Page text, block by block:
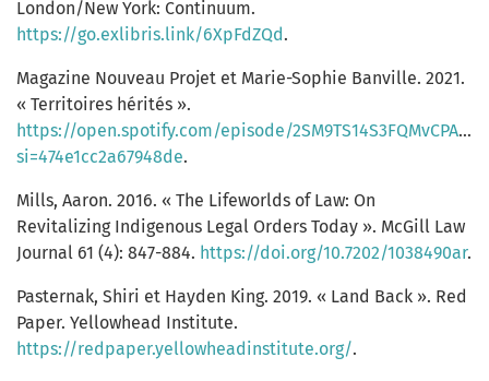
London/New York: Continuum.
https://go.exlibris.link/6XpFdZQd .
Magazine Nouveau Projet et Marie-Sophie Banville. 2021.
« Territoires hérités ».
https://open.spotify.com/episode/
si=474e1cc2a67948de.
Mills, Aaron. 2016. « The Lifeworlds of Law: On
Revitalizing Indigenous Legal Orders Today ». McGill Law
Journal 61 (4): 847-884. https://doi.org/10.7202/1038490ar.
Pasternak, Shiri et Hayden King. 2019. « Land Back ». Red
Paper. Yellowhead Institute.
https://redpaper.yellowheadinstitute.org/.